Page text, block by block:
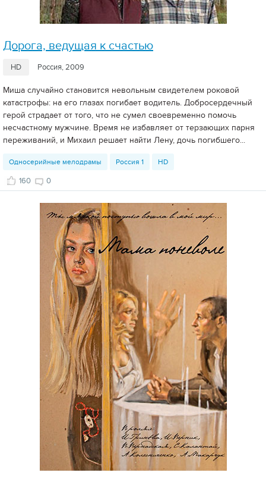
Дорога, ведущая к счастью
HD Россия, 2009
Миша случайно становится невольным свидетелем роковой
катастрофы: на его глазах погибает водитель. Добросердечный
герой страдает от того, что не сумел своевременно помочь
несчастному мужчине. Время не избавляет от терзающих парня
переживаний, и Михаил решает найти Лену, дочь погибшего...
Односерийные мелодрамы Россия 1 HD
160 0